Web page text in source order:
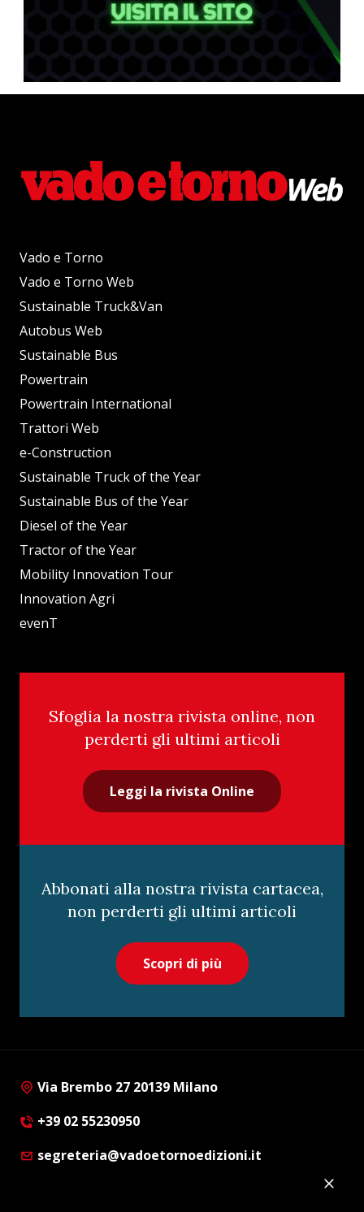
Vado e Torno
Vado e Torno Web
Sustainable Truck&Van
Autobus Web
Sustainable Bus
Powertrain
Powertrain International
Trattori Web
e-Construction
Sustainable Truck of the Year
Sustainable Bus of the Year
Diesel of the Year
Tractor of the Year
Mobility Innovation Tour
Innovation Agri
evenT
Sfoglia la nostra rivista online, non
perderti gli ultimi articoli
Leggi la rivista Online
Abbonati alla nostra rivista cartacea,
non perderti gli ultimi articoli
Scopri di più
Via Brembo 27 20139 Milano
+39 02 55230950
segreteria@vadoetornoedizioni.it